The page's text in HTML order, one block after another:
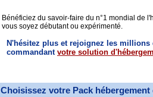
Bénéficiez du savoir-faire du n°1 mondial de
vous soyez débutant ou expérimenté.
N'hésitez plus et rejoignez les
commandant votre solution
Choisissez votre Pack